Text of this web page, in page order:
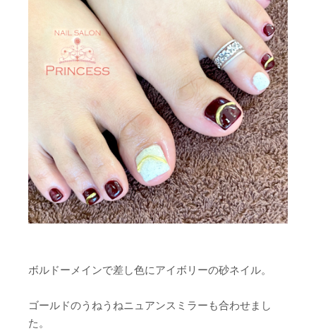
ボルドーメインで差し色にアイボリーの砂ネイル。
ゴールドのうねうねニュアンスミラーも合わせまし
た。